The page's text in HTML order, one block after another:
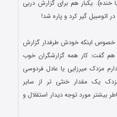
خنده). یکبار هم برای گزارش دربی
اتومبیل گیر کرد و پاره شد!
خصوص اینکه خودش طرفدار گزارش
هم گفت: کار همه گزارشگران خوب
مزدک میرزایی یا عادل فردوسی
یک مقدار خنثی تر از سایر
بیشتر مورد توجه دیدار استقلال و